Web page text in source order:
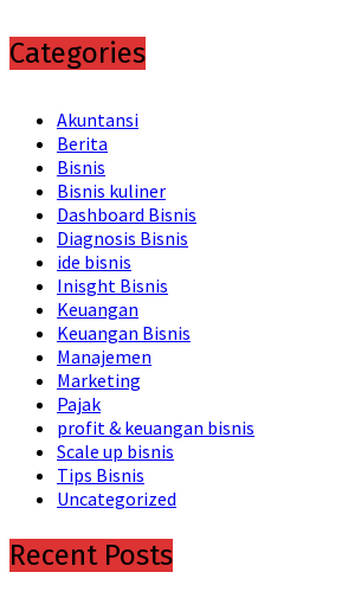
Categories
Akuntansi
Berita
Bisnis
Bisnis kuliner
Dashboard Bisnis
Diagnosis Bisnis
ide bisnis
Inisght Bisnis
Keuangan
Keuangan Bisnis
Manajemen
Marketing
Pajak
profit & keuangan bisnis
Scale up bisnis
Tips Bisnis
Uncategorized
Recent Posts